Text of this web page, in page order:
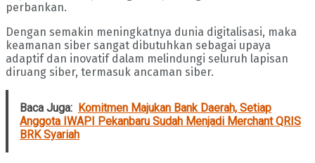
perbankan.
Dengan semakin meningkatnya dunia digitalisasi, maka
keamanan siber sangat dibutuhkan sebagai upaya
adaptif dan inovatif dalam melindungi seluruh lapisan
diruang siber, termasuk ancaman siber.
Baca Juga: Komitmen Majukan Bank Daerah, Setiap
Anggota IWAPI Pekanbaru Sudah Menjadi Merchant QRIS
BRK Syariah